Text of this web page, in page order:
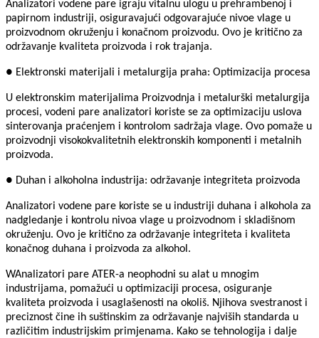
Analizatori vodene pare igraju vitalnu ulogu u prehrambenoj i
papirnom industriji, osiguravajući odgovarajuće nivoe vlage u
proizvodnom okruženju i konačnom proizvodu. Ovo je kritično za
održavanje kvaliteta proizvoda i rok trajanja.
● Elektronski materijali i metalurgija praha: Optimizacija procesa
U elektronskim materijalima Proizvodnja i metalurški metalurgija
procesi, vodeni pare analizatori koriste se za optimizaciju uslova
sinterovanja praćenjem i kontrolom sadržaja vlage. Ovo pomaže u
proizvodnji visokokvalitetnih elektronskih komponenti i metalnih
proizvoda.
● Duhan i alkoholna industrija: održavanje integriteta proizvoda
Analizatori vodene pare koriste se u industriji duhana i alkohola za
nadgledanje i kontrolu nivoa vlage u proizvodnom i skladišnom
okruženju. Ovo je kritično za održavanje integriteta i kvaliteta
konačnog duhana i proizvoda za alkohol.
WAnalizatori pare ATER-a neophodni su alat u mnogim
industrijama, pomažući u optimizaciji procesa, osiguranje
kvaliteta proizvoda i usaglašenosti na okoliš. Njihova svestranost i
preciznost čine ih suštinskim za održavanje najviših standarda u
različitim industrijskim primjenama. Kako se tehnologija i dalje